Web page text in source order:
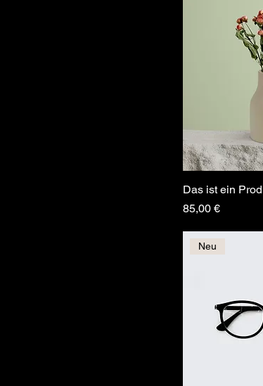
Das ist ein
Preis
85,00 €
Neu